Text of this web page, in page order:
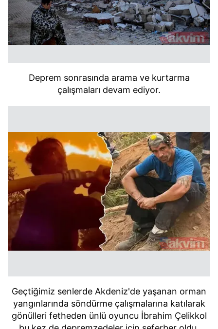
Deprem sonrasında arama ve kurtarma
çalışmaları devam ediyor.
Geçtiğimiz senlerde Akdeniz'de yaşanan orman
yangınlarında söndürme çalışmalarına katılarak
gönülleri fetheden ünlü oyuncu İbrahim Çelikkol